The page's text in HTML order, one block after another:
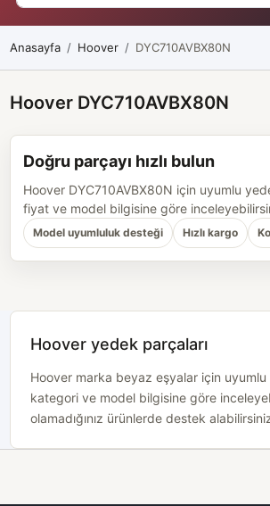
Anasayfa Hoover DYC710AVBX80N
Hoover DYC710AVBX80N
Doğru parçayı hızlı bulun
Hoover DYC710AVBX80N için uyumlu
fiyat ve model bilgisine göre
Model uyumluluk desteği Hızlı kargo
Hoover yedek parçaları
Hoover marka beyaz eşyalar için uyumlu
kategori ve model bilgisine göre
olamadığınız ürünlerde destek